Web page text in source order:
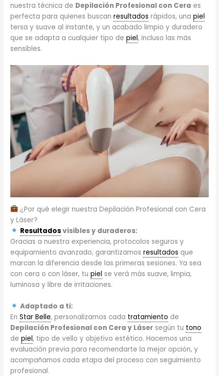
nuestra técnica de Depilación Profesional con Cera es
perfecta para quienes buscanresultados rápidos, unapiel
tersa y suave al instante, y un acabado limpio y duradero
que se adapta a cualquier tipo depiel, incluso las más
sensibles.
¿Por qué elegir nuestra Depilación Profesional con Cera
y Láser?
Resultadosvisibles y duraderos:
Gracias a nuestra experiencia, protocolos seguros y
equipamiento avanzado, garantizamosresultados que
marcan la diferencia desde las primeras sesiones. Ya sea
con cera o con láser, tupiel se verá más suave, limpia,
luminosa y libre de irritaciones.
Adaptado a ti:
EnStar Belle, personalizamos cada tratamiento de
Depilación Profesional con Cera y Láser según tu tono
depiel, tipo de vello y objetivo estético. Hacemos una
evaluación previa para recomendarte la mejor opción, y
acompañamos cada etapa del proceso con seguimiento
profesional.